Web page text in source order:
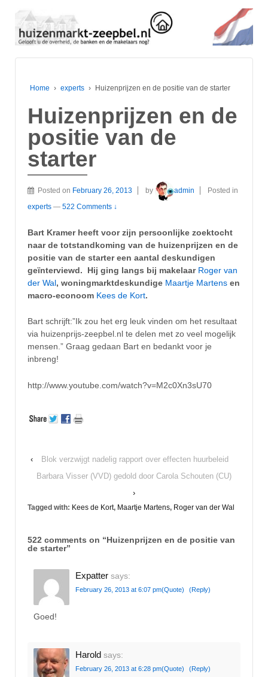
Home › experts › Huizenprijzen en de positie van de starter
Huizenprijzen en de
positie van de
starter
Posted on February 26, 2013 by admin
Posted in
experts — 522 Comments ↓
Bart Kramer heeft voor zijn persoonlijke zoektocht
naar de totstandkoming van de huizenprijzen en de
positie van de starter een aantal deskundigen
geïnterviewd. Hij ging langs bij makelaar Roger van
der Wal, woningmarktdeskundige Maartje Martens en
macro-econoom Kees de Kort.
Bart schrijft:”Ik zou het erg leuk vinden om het resultaat
via huizenprijs-zeepbel.nl te delen met zo veel mogelijk
mensen.” Graag gedaan Bart en bedankt voor je
inbreng!
http://www.youtube.com/watch?v=M2c0Xn3sU70
‹
Blok verzwijgt nadelig rapport over effecten huurbeleid
Barbara Visser (VVD) gedold door Carola Schouten (CU)
›
Tagged with: Kees de Kort, Maartje Martens, Roger van der Wal
522 comments on “Huizenprijzen en de positie van
de starter”
Expatter says:
February 26, 2013 at 6:07 pm(Quote) (Reply)
Goed!
Harold says:
February 26, 2013 at 6:28 pm(Quote) (Reply)